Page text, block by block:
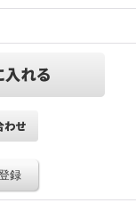
録